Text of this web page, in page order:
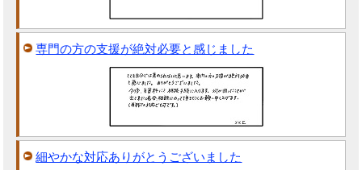
専門の方の支援が絶対必要と感じました
細やかな対応ありがとうございました